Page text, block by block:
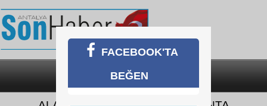
SON DAKİKA
FACEBOOK'TA
BEĞEN